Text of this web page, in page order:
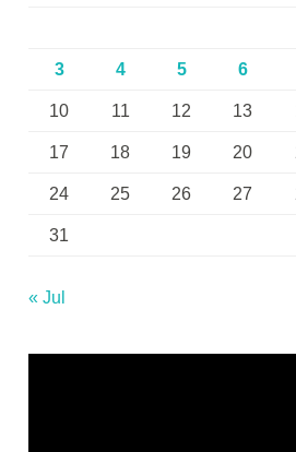
3 4 5 6
10 11 12 13
17 18 19 20
24 25 26 27
31
« Jul